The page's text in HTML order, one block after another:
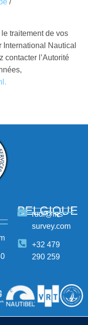
/
traitement de vos
Nautical
contacter l’Autorité
BELGIQUE
rudi@ins-
survey.com
+32 479
290 259